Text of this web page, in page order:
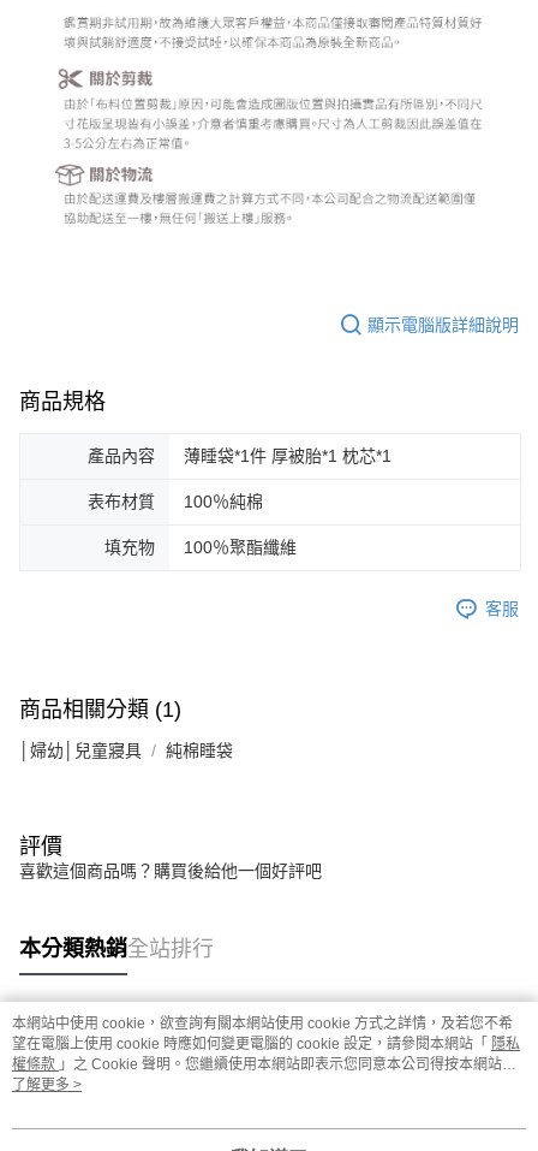
顯示電腦版詳細說明
商品規格
產品內容 薄睡袋*1件 厚被胎*1 枕芯*1
表布材質 100％純棉
填充物 100％聚酯纖維
客服
商品相關分類 (1)
│婦幼│兒童寢具 純棉睡袋
評價
喜歡這個商品嗎？購買後給他一個好評吧
本分類熱銷全站排行
熱門標籤
本網站中使用 cookie，欲查詢有關本網站使用 cookie 方式之詳情，及若您不希
望在電腦上使用 cookie 時應如何變更電腦的 cookie 設定，請參閱本網站「 隱私
權條款 」之 Cookie 聲明。您繼續使用本網站即表示您同意本公司得按本網站使
用條款之 Cookie 聲明使用 cookie。
了解更多 >